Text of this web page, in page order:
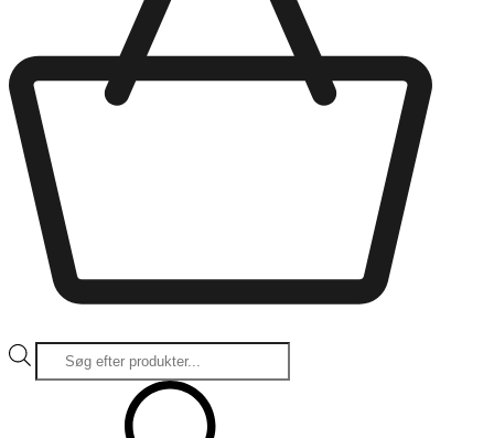
Products
search